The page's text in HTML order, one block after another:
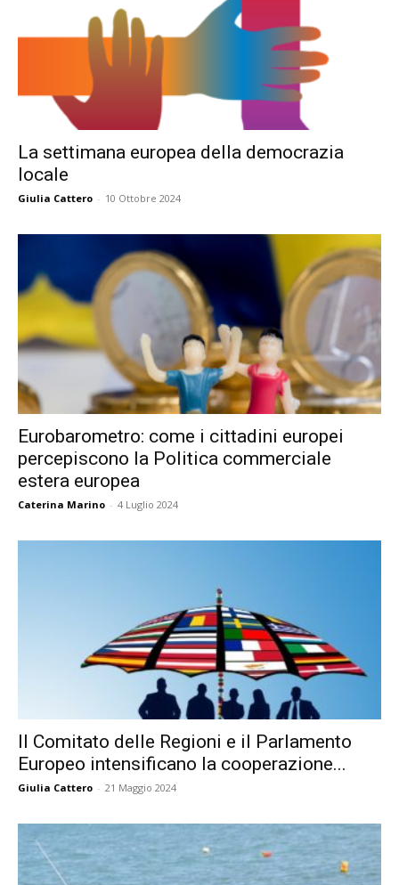
La settimana europea della democrazia
locale
Giulia Cattero - 10 Ottobre 2024
Eurobarometro: come i cittadini europei
percepiscono la Politica commerciale
estera europea
Caterina Marino - 4 Luglio 2024
Il Comitato delle Regioni e il Parlamento
Europeo intensificano la cooperazione...
Giulia Cattero - 21 Maggio 2024